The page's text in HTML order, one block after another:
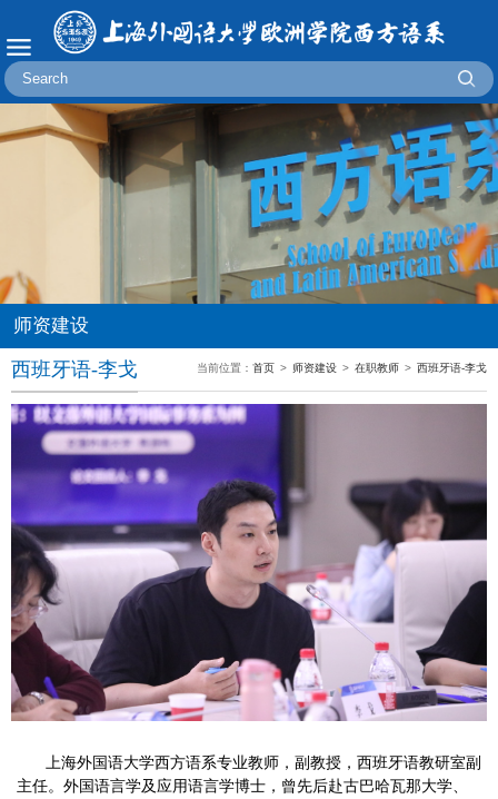
师资建设
当前位置： 首页 > 师资建设 > 在职教师 > 西班牙语-李戈
西班牙语-李戈
上海外国语大学西方语系专业教师，副教授，西班牙语教研室副
主任。外国语言学及应用语言学博士，曾先后赴古巴哈瓦那大学、